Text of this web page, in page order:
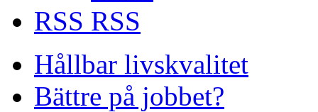
RSS
Hållbar livskvalitet
Bättre på jobbet?